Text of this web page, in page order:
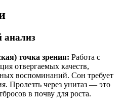
анализ
точка зрения: Работа с
отвергаемых качеств,
воспоминаний. Сон требует
Пролезть через унитаз — это
в почву для роста.